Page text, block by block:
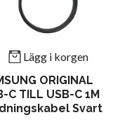
Lägg i korgen
ORIGINAL
C TILL USB-C 1M
Svart